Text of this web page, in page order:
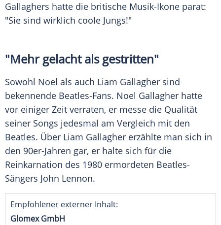
Gallaghers hatte die britische Musik-Ikone parat:
"Sie sind wirklich coole Jungs!"
"Mehr gelacht als gestritten"
Sowohl Noel als auch Liam Gallagher sind
bekennende Beatles-Fans. Noel Gallagher hatte
vor einiger Zeit verraten, er messe die Qualität
seiner Songs jedesmal am Vergleich mit den
Beatles. Über Liam Gallagher erzählte man sich in
den 90er-Jahren gar, er halte sich für die
Reinkarnation des 1980 ermordeten Beatles-
Sängers John Lennon.
Empfohlener externer Inhalt:
Glomex GmbH